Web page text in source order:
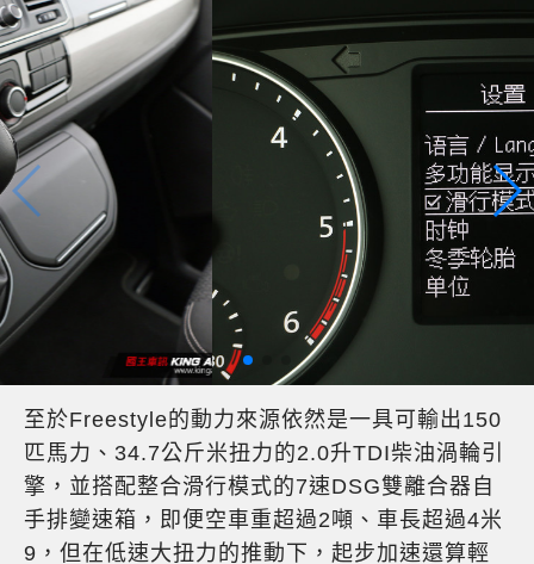
至於Freestyle的動力來源依然是一具可輸出150
匹馬力、34.7公斤米扭力的2.0升TDI柴油渦輪引
擎，並搭配整合滑行模式的7速DSG雙離合器自
手排變速箱，即便空車重超過2噸、車長超過4米
9，但在低速大扭力的推動下，起步加速還算輕